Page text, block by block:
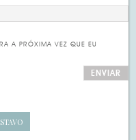
A PRÓXIMA VEZ QUE EU